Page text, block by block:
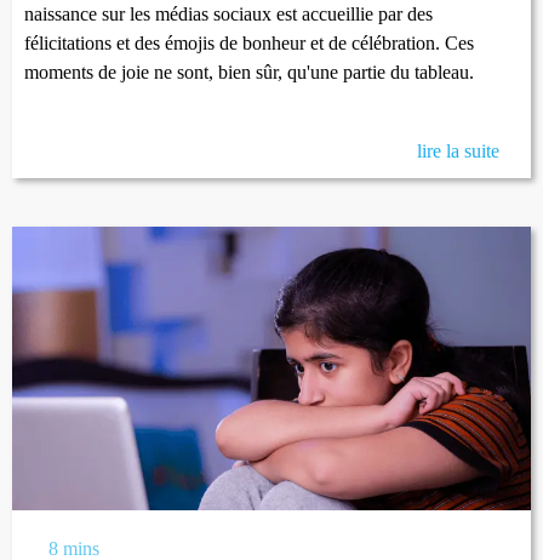
naissance sur les médias sociaux est accueillie par des
félicitations et des émojis de bonheur et de célébration. Ces
moments de joie ne sont, bien sûr, qu'une partie du tableau.
lire la suite
8 mins